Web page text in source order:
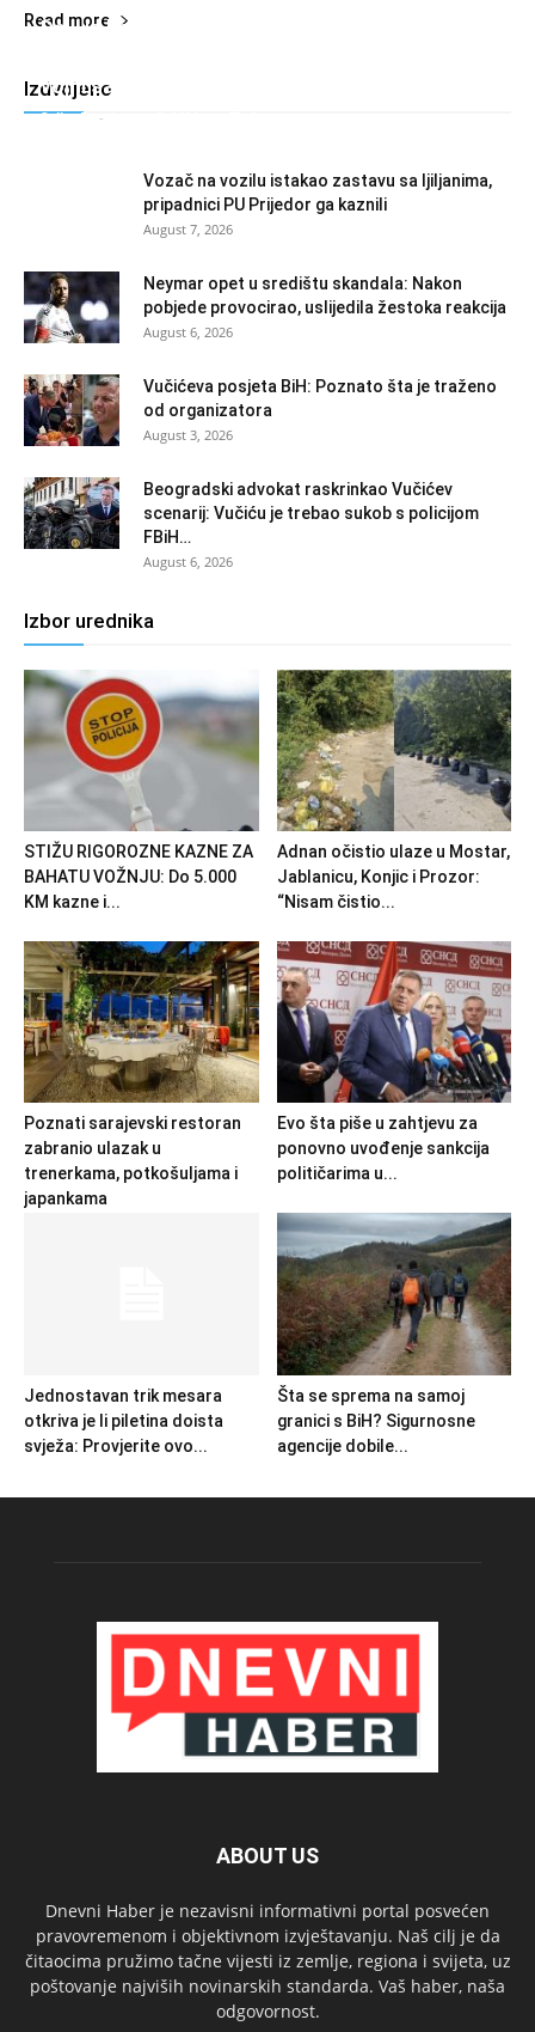
Read more
Izdvojeno
Da li je kreiran muslimanski NATO: Turska,
vojni savez!
Salim D. -
Vozač na vozilu istakao zastavu sa ljiljanima,
pripadnici PU Prijedor ga kaznili
August 7, 2026
Neymar opet u središtu skandala: Nakon
pobjede provocirao, uslijedila žestoka reakcija
August 6, 2026
Vučićeva posjeta BiH: Poznato šta je traženo
od organizatora
August 3, 2026
Beogradski advokat raskrinkao Vučićev
scenarij: Vučiću je trebao sukob s policijom
FBiH…
August 6, 2026
Izbor urednika
STIŽU RIGOROZNE KAZNE ZA
BAHATU VOŽNJU: Do 5.000
KM kazne i...
Adnan očistio ulaze u Mostar,
Jablanicu, Konjic i Prozor:
“Nisam čistio...
Poznati sarajevski restoran
zabranio ulazak u
trenerkama, potkošuljama i
japankama
Evo šta piše u zahtjevu za
ponovno uvođenje sankcija
političarima u...
Jednostavan trik mesara
otkriva je li piletina doista
svježa: Provjerite ovo...
Šta se sprema na samoj
granici s BiH? Sigurnosne
agencije dobile...
ABOUT US
Dnevni Haber je nezavisni informativni portal posvećen
pravovremenom i objektivnom izvještavanju. Naš cilj je da
čitaocima pružimo tačne vijesti iz zemlje, regiona i svijeta, uz
poštovanje najviših novinarskih standarda. Vaš haber, naša
odgovornost.